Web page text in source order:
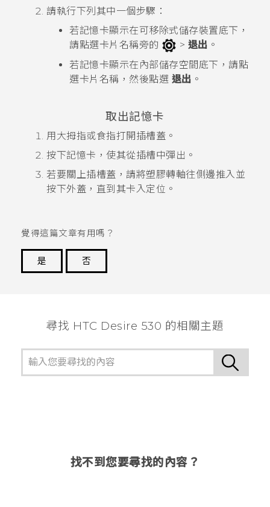
請執行下列其中一個步驟：
若記憶卡顯示在可移除式儲存裝置底下，
請點選卡片名稱旁的
> 退出 。
若記憶卡顯示在 內部儲存空間 底下，請點
選卡片名稱，然後點選 退出 。
取出記憶卡
用大拇指或食指打開插槽蓋。
按下記憶卡，使其從插槽中彈出。
若要關上插槽蓋，請將塑膠轉軸往側邊推入並
按下外蓋，直到其卡入定位。
覺得這篇文章有用嗎？
是
否
尋找 HTC Desire 530 的相關主題
找不到您要尋找的內容？